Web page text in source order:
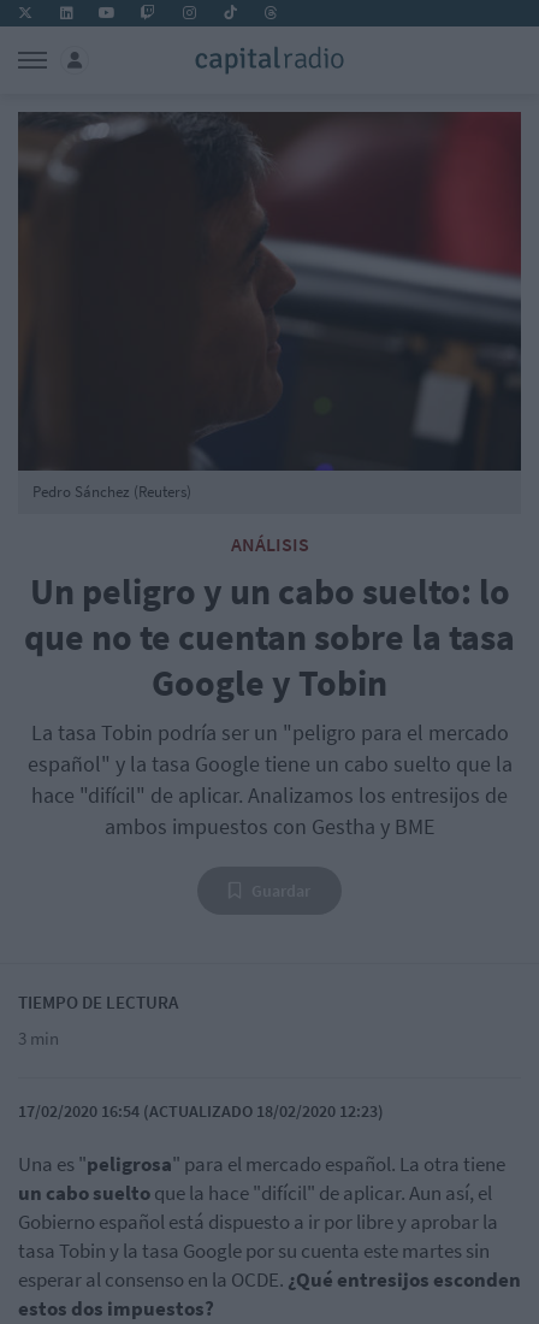
ANÁLISIS
Un peligro y un cabo suelto: lo
que no te cuentan sobre la tasa
Google y Tobin
La tasa Tobin podría ser un "peligro para el mercado
español" y la tasa Google tiene un cabo suelto que la
hace "difícil" de aplicar. Analizamos los entresijos de
ambos impuestos con Gestha y BME
Pedro Sánchez (Reuters)
TIEMPO DE LECTURA
3 min
17/02/2020 16:54 (ACTUALIZADO 18/02/2020 12:23)
Una es "peligrosa" para el mercado español. La otra tiene
un cabo sueltoque la hace "difícil" de aplicar. Aun así, el
Gobierno español está dispuesto a ir por libre y aprobar la
tasa Tobin y la tasa Google por su cuenta este martes sin
esperar al consenso en la OCDE. ¿Qué entresijos esconden
estos dos impuestos?